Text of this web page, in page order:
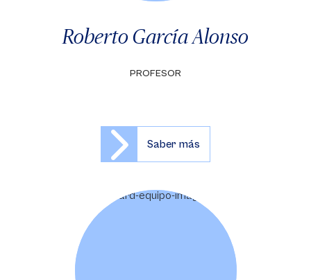
Roberto García Alonso
PROFESOR
Saber más